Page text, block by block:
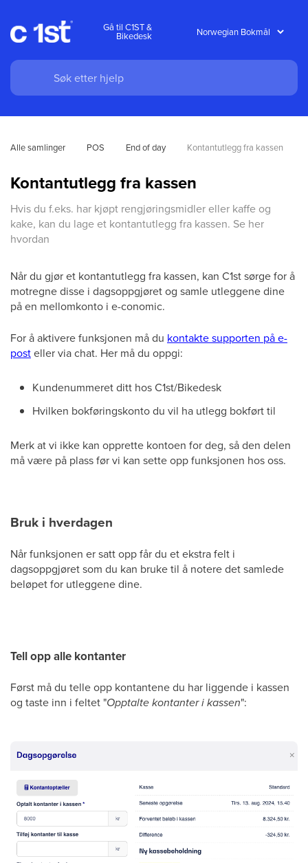
Gå til C1ST &
Bikedesk
Alle samlinger POS End of day Kontantutlegg fra kassen
Kontantutlegg fra kassen
Hvis du f.eks. har kjøpt rengjøringsmidler eller kaffe og
kake, kan du lage et kontantutlegg fra kassen. Se her
hvordan
Når du gjør et kontantutlegg fra kassen, kan C1st sørge for å
motregne disse i dagsoppgjøret og samle utleggene dine
på en mellomkonto i e-conomic.
For å aktivere funksjonen må du kontakte supporten på e-
posteller via chat. Her må du oppgi:
Kundenummeret ditt hos C1st/Bikedesk
Hvilken bokføringskonto du vil ha utlegg bokført til
Merk at vi ikke kan opprette kontoen for deg, så den delen
må være på plass før vi kan sette opp funksjonen hos oss.
Bruk i hverdagen
Når funksjonen er satt opp får du et ekstra felt i
dagsoppgjøret som du kan bruke til å notere det samlede
beløpet for utleggene dine.
Tell opp alle kontanter
Først må du telle opp kontantene du har liggende i kassen
og taste inn i feltet "Opptalte kontanter i kassen":